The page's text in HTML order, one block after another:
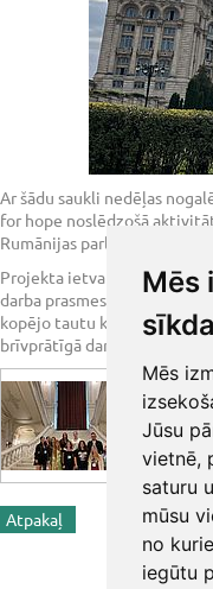
Mēs
Mēs
Jūsu
vietnē,
saturu
mūsu
no
iegūtu
Ar šādu saukli nedēļas
for hope noslēdzošā
Rumānijas parlamentā, lai
Projekta ietvaros 9
darba prasmes un zināšanas
kopējo tautu kultūrās, kā arī
brīvprātīgā darba jomā.
Atpakaļ